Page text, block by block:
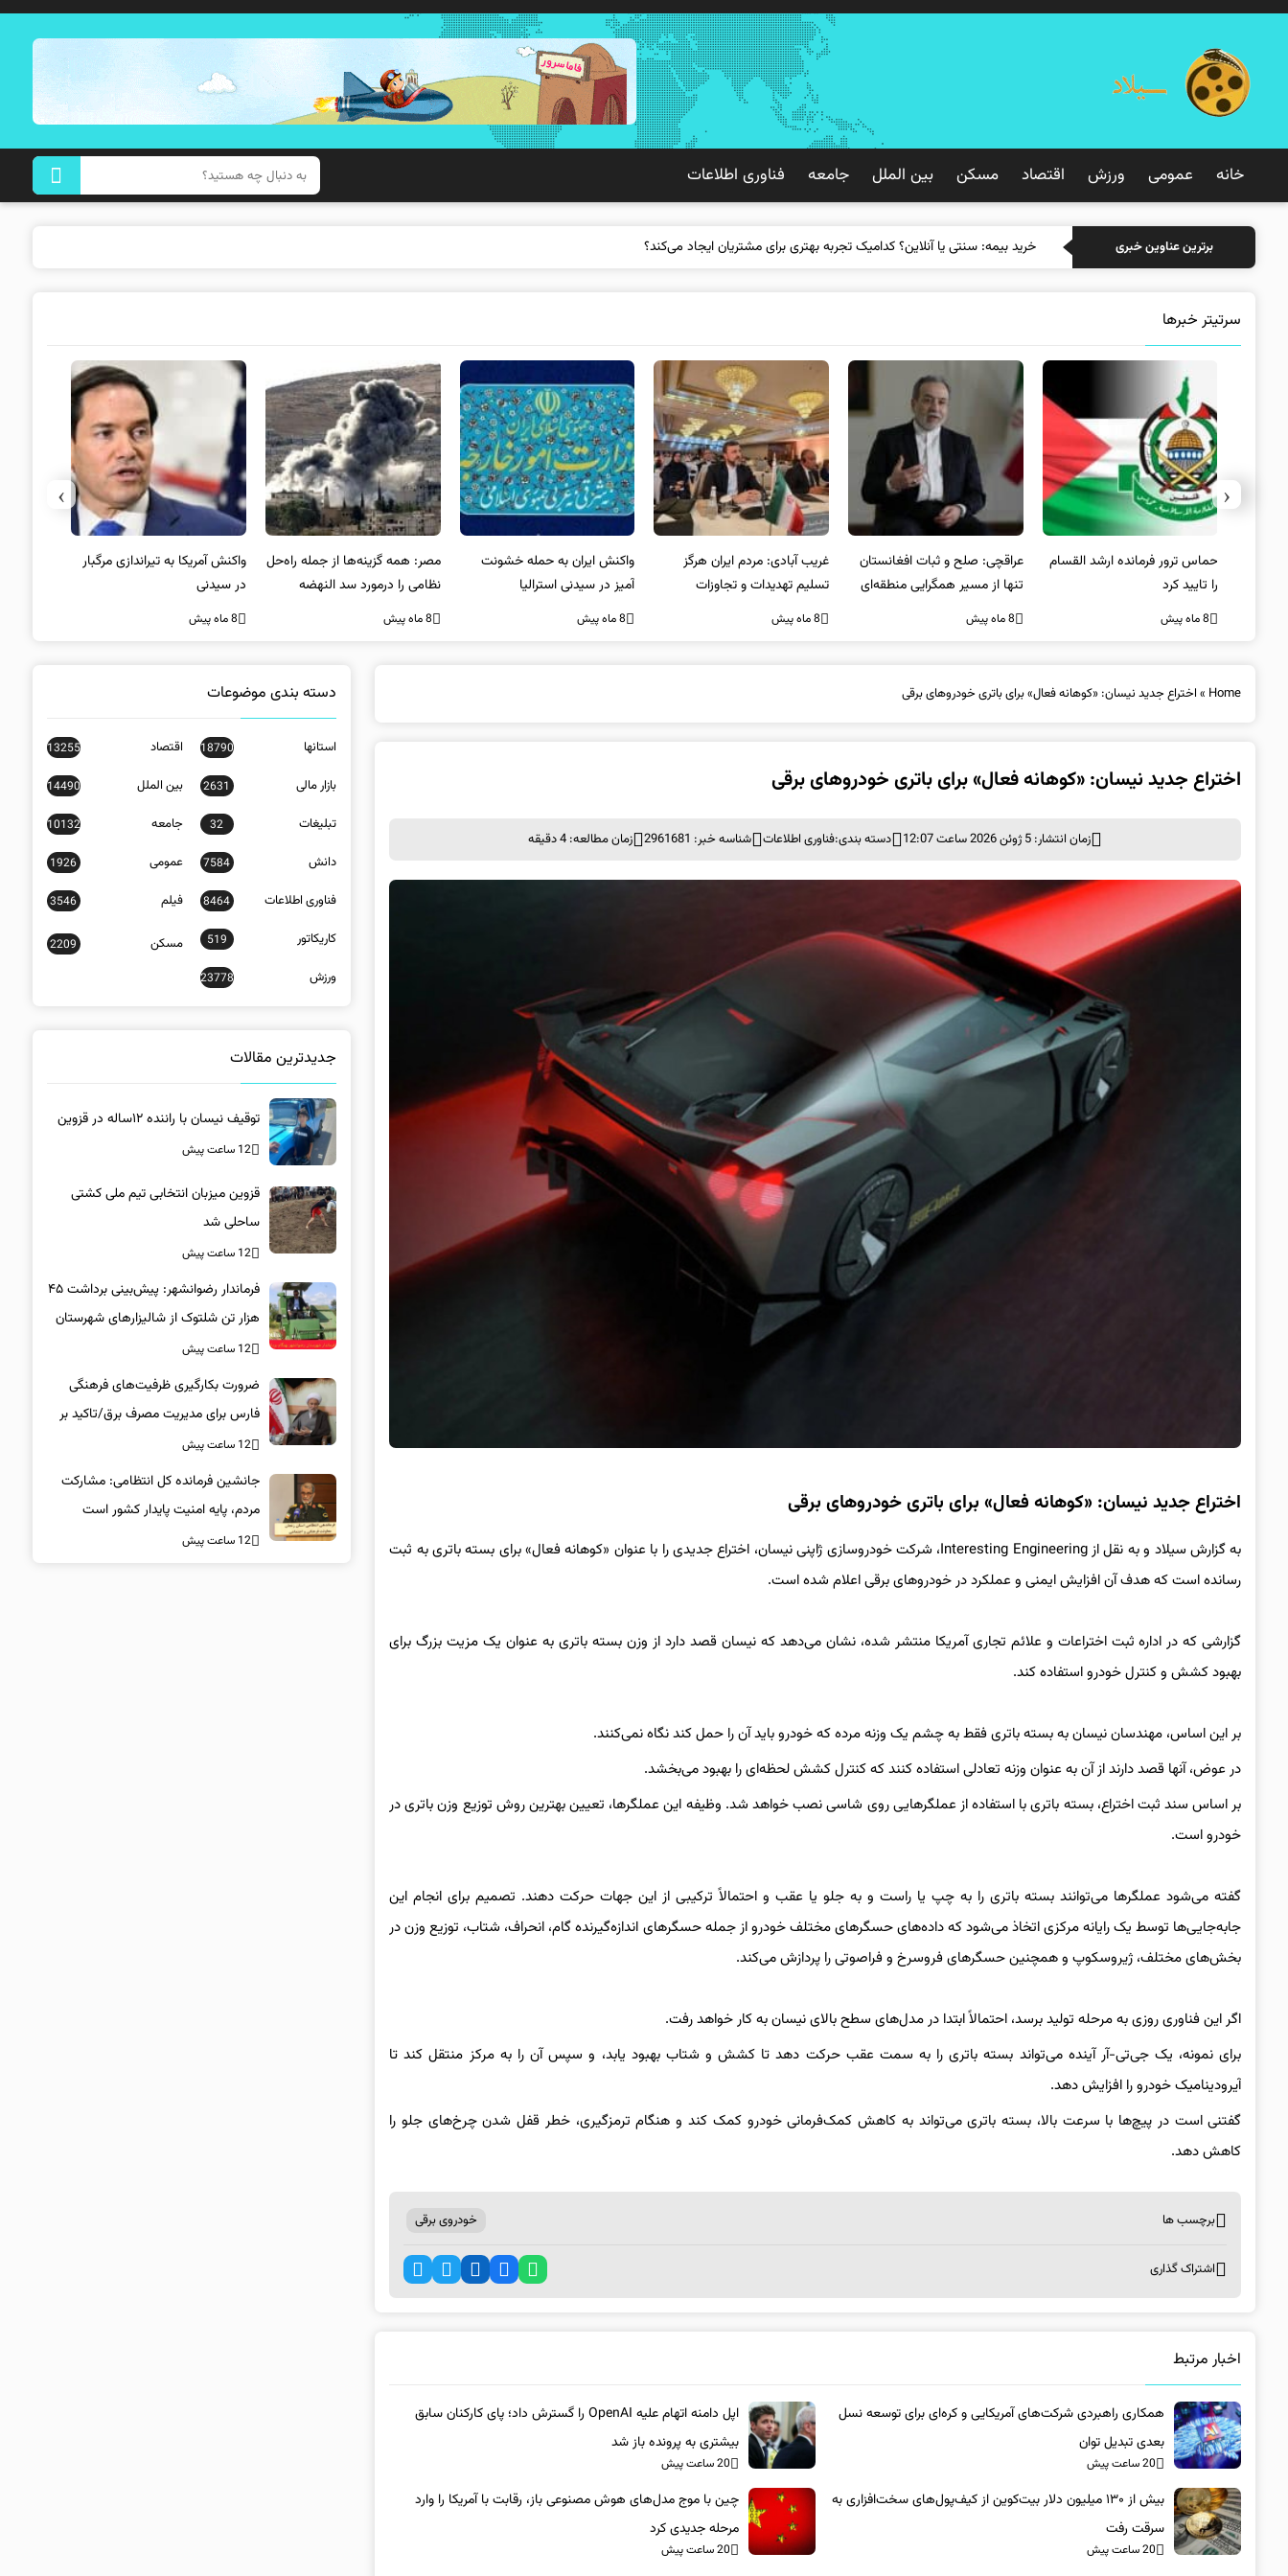
خانه عمومی ورزش اقتصاد مسکن بین الملل جامعه فناوری اطلاعات
برترین عناوین خبری خرید بیمه: سنتی یا آنلاین؟ کدامیک تجربه بهتری برای مشتریان ایجاد می‌کند؟
سرتیتر خبرها
حماس ترور فرمانده ارشد القسام
را تایید کرد
8 ماه پیش
عراقچی: صلح و ثبات افغانستان
تنها از مسیر همگرایی منطقه‌ای
محقق می‌شود
8 ماه پیش
غریب آبادی: مردم ایران هرگز
تسلیم تهدیدات و تجاوزات
نخواهند شد و متحد و منسجم
8 ماه پیش
واکنش ایران به حمله خشونت
آمیز در سیدنی استرالیا
8 ماه پیش
مصر: همه گزینه‌ها از جمله راه‌حل
نظامی را درمورد سد النهضه
بررسی می‌کنیم
8 ماه پیش
واکنش آمریکا به تیراندازی مرگبار
در سیدنی
8 ماه پیش
‹
›
Home
» اختراع جدید نیسان: «کوهانه فعال» برای باتری خودروهای برقی
اختراع جدید نیسان: «کوهانه فعال» برای باتری خودروهای برقی
زمان انتشار: 5 ژوئن 2026 ساعت 12:07 دسته بندی:فناوری اطلاعات شناسه خبر: 2961681 زمان مطالعه: 4 دقیقه
اختراع جدید نیسان: «کوهانه فعال» برای باتری خودروهای برقی
به گزارش سیلاد و به نقل از Interesting Engineering، شرکت خودروسازی ژاپنی نیسان، اختراع جدیدی را با عنوان «کوهانه فعال» برای بسته باتری به ثبت
رسانده است که هدف آن افزایش ایمنی و عملکرد در خودروهای برقی اعلام شده است.
گزارشی که در اداره ثبت اختراعات و علائم تجاری آمریکا منتشر شده، نشان می‌دهد که نیسان قصد دارد از وزن بسته باتری به عنوان یک مزیت بزرگ برای
بهبود کشش و کنترل خودرو استفاده کند.
بر این اساس، مهندسان نیسان به بسته باتری فقط به چشم یک وزنه مرده که خودرو باید آن را حمل کند نگاه نمی‌کنند.
در عوض، آنها قصد دارند از آن به عنوان وزنه تعادلی استفاده کنند که کنترل کشش لحظه‌ای را بهبود می‌بخشد.
بر اساس سند ثبت اختراع، بسته باتری با استفاده از عملگرهایی روی شاسی نصب خواهد شد. وظیفه این عملگرها، تعیین بهترین روش توزیع وزن باتری در
خودرو است.
گفته می‌شود عملگرها می‌توانند بسته باتری را به چپ یا راست و به جلو یا عقب و احتمالاً ترکیبی از این جهات حرکت دهند. تصمیم برای انجام این
جابه‌جایی‌ها توسط یک رایانه مرکزی اتخاذ می‌شود که داده‌های حسگرهای مختلف خودرو از جمله حسگرهای اندازه‌گیرنده گام، انحراف، شتاب، توزیع وزن در
بخش‌های مختلف، ژیروسکوپ و همچنین حسگرهای فروسرخ و فراصوتی را پردازش می‌کند.
اگر این فناوری روزی به مرحله تولید برسد، احتمالاً ابتدا در مدل‌های سطح بالای نیسان به کار خواهد رفت.
برای نمونه، یک جی‌تی-آر آینده می‌تواند بسته باتری را به سمت عقب حرکت دهد تا کشش و شتاب بهبود یابد، و سپس آن را به مرکز منتقل کند تا
آیرودینامیک خودرو را افزایش دهد.
گفتنی است در پیچ‌ها با سرعت بالا، بسته باتری می‌تواند به کاهش کمک‌فرمانی خودرو کمک کند و هنگام ترمزگیری، خطر قفل شدن چرخ‌های جلو را
کاهش دهد.
برچسب ها خودروی برقی
اشتراک گذاری
اخبار مرتبط
همکاری راهبردی شرکت‌های آمریکایی و کره‌ای برای توسعه نسل
بعدی تبدیل توان
20 ساعت پیش
اپل دامنه اتهام علیه OpenAI را گسترش داد؛ پای کارکنان سابق
بیشتری به پرونده باز شد
20 ساعت پیش
بیش از ۱۳۰ میلیون دلار بیت‌کوین از کیف‌پول‌های سخت‌افزاری به
سرقت رفت
20 ساعت پیش
چین با موج مدل‌های هوش مصنوعی باز، رقابت با آمریکا را وارد
مرحله جدیدی کرد
20 ساعت پیش
دسته بندی موضوعات
استانها 18790 اقتصاد 13255
بازار مالی 2631 بین الملل 14490
تبلیغات 32 جامعه 10132
دانش 7584 عمومی 1926
فناوری اطلاعات 8464 فیلم 3546
کاریکاتور 519 مسکن 2209
ورزش 23778
جدیدترین مقالات
توقیف نیسان با راننده ۱۲ساله در قزوین
12 ساعت پیش
قزوین میزبان انتخابی تیم ملی کشتی
ساحلی شد
12 ساعت پیش
فرماندار رضوانشهر: پیش‌بینی برداشت ۴۵
هزار تن شلتوک از شالیزارهای شهرستان
12 ساعت پیش
ضرورت بکارگیری ظرفیت‌های فرهنگی
فارس برای مدیریت مصرف برق/تاکید بر
همراهی همگانی در پویش ۲۵ درجه
12 ساعت پیش
جانشین فرمانده کل انتظامی: مشارکت
مردم، پایه امنیت پایدار کشور است
12 ساعت پیش